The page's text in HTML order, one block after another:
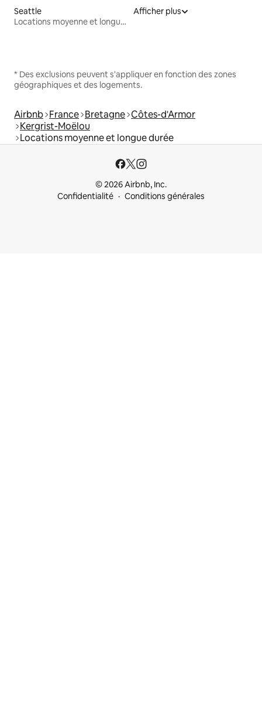
Seattle
Locations moyenne et longue durée
Afficher plus
* Des exclusions peuvent s'appliquer en fonction des zones
géographiques et des logements.
Airbnb France Bretagne Côtes-d'Armor
Kergrist-Moëlou
Locations moyenne et longue durée
© 2026 Airbnb, Inc.
Confidentialité
Conditions générales